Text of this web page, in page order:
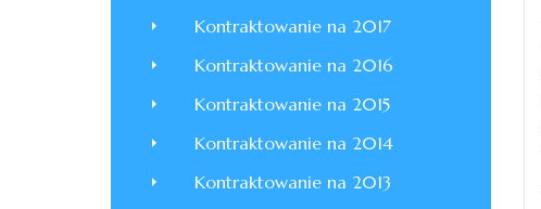
Kontraktowanie na 2017
Kontraktowanie na 2016
Kontraktowanie na 2015
Kontraktowanie na 2014
Kontraktowanie na 2013